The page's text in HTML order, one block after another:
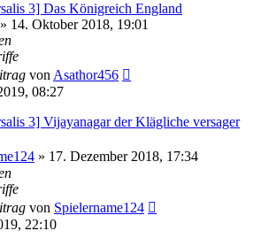
3] Das Königreich England
» 14. Oktober 2018, 19:01
von Asathor456
08:27
3] Vijayanagar der Klägliche versager
» 17. Dezember 2018, 17:34
von Spielername124
22:10